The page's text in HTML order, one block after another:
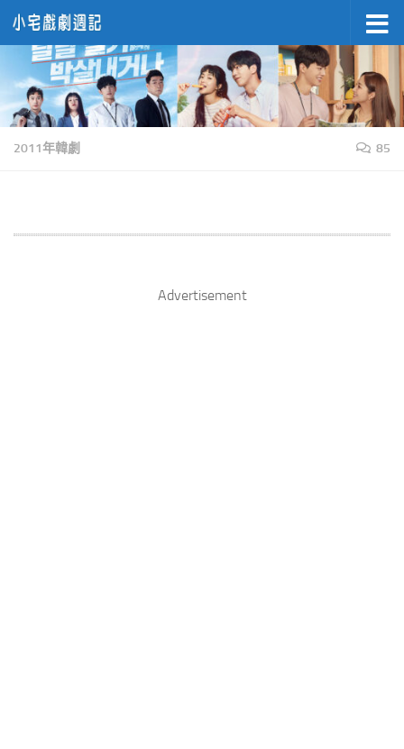
Skip to content
2011年韓劇 85
Advertisement